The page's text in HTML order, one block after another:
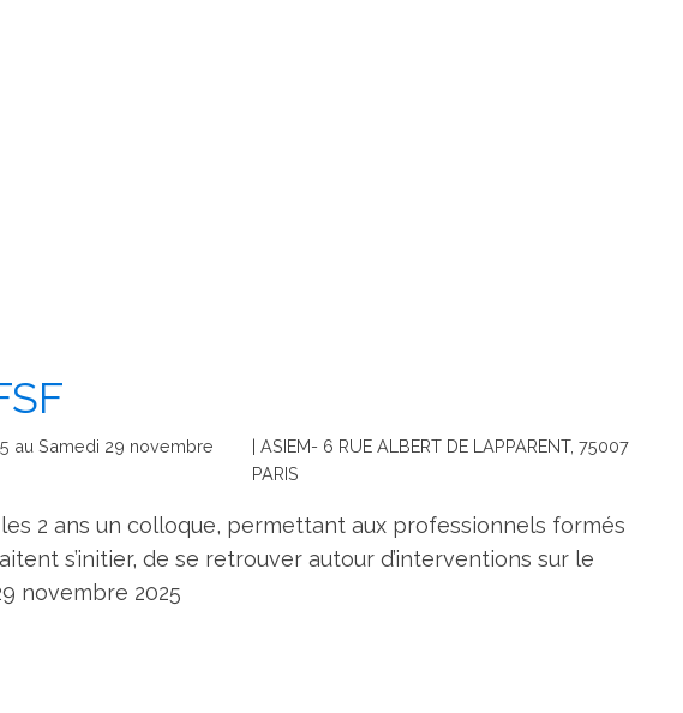
au Samedi 29 novembre
| ASIEM- 6 RUE ALBERT DE LAPPARENT, 75007
PARIS
2 ans un colloque, permettant aux professionnels formés
s’initier, de se retrouver autour d’interventions sur le
novembre 2025